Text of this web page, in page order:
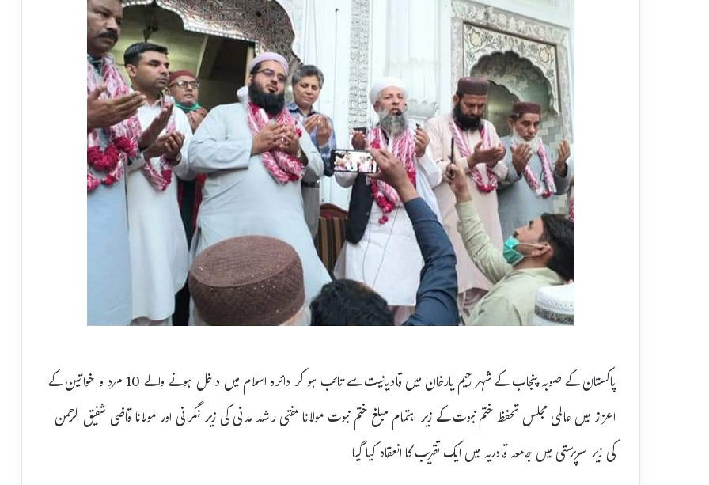
پاکستان کے صوبہ پنجاب کے شہر رحیم یارخان میں قادیانیت سے تائب ہو کر دائرہ اسلام میں داخل ہونے والے 10 مرد و خواتین کے
اعزاز میں عالمی مجلس تحفظ ختم نبوت کے زیر اہتمام مبلغ ختم نبوت مولانا مفتی راشد مدنی کی زیر نگرانی اور مولانا قاضی شفیق الرحمن
کی زیر سرپرستی میں جامعہ قادریہ میں ایک تقریب کا انعقاد کیا گیا